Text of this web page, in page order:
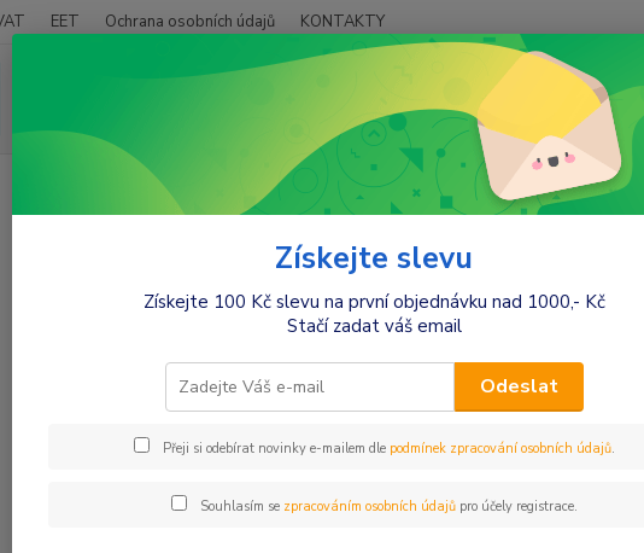
EET Ochrana osobních údajů KONTAKTY
Hračky a zábava Dřevené hračky Lodičky
Získejte slevu
Získejte 100 Kč slevu na první objednávku nad 1000,- Kč
Stačí zadat váš email
Odeslat
Přeji si odebírat novinky e-mailem dle podmínek zpracování osobních údajů.
Souhlasím se zpracováním osobních údajůpro účely registrace.